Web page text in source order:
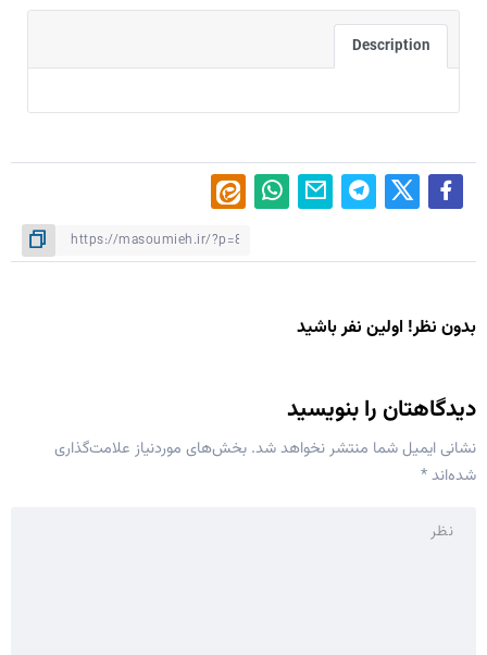
Description
بدون نظر! اولین نفر باشید
دیدگاهتان را بنویسید
نشانی ایمیل شما منتشر نخواهد شد. بخش‌های موردنیاز علامت‌گذاری
شده‌اند*